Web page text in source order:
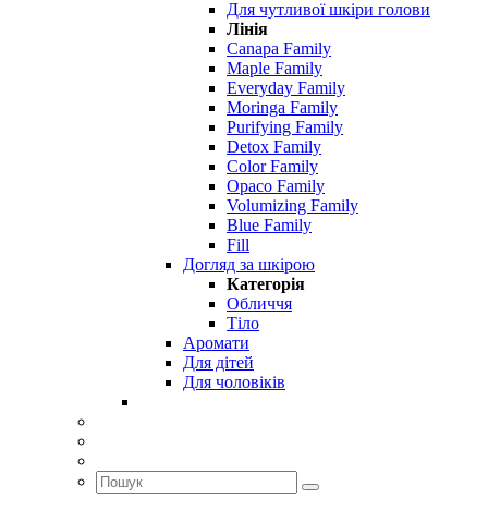
Для чутливої ​​шкіри голови
Лінія
Canapa Family
Maple Family
Everyday Family
Moringa Family
Purifying Family
Detox Family
Color Family
Opaco Family
Volumizing Family
Blue Family
Fill
Догляд за шкірою
Категорія
Обличчя
Тіло
Аромати
Для дітей
Для чоловіків